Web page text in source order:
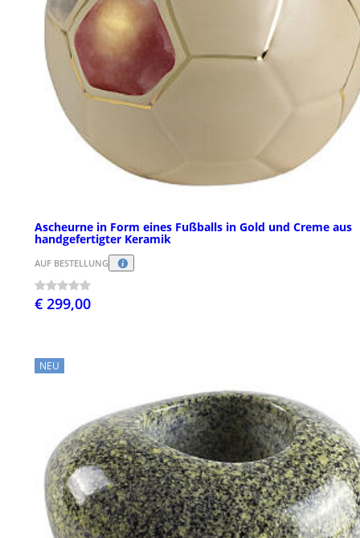
Ascheurne in Form eines Fußballs in Gold und Creme aus
handgefertigter Keramik
AUF BESTELLUNG
€ 299,00
NEU